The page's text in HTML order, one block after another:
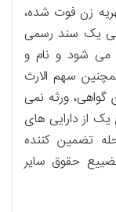
زن فوت شده،
یک سند رسمی
شود و نام و
سهم الارث
ورثه نمی
یک از دارایی های
تضمین کننده
حقوق سایر